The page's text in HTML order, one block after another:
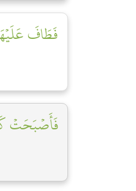
فَطَافَ
فَأَصۡبَحَتۡ